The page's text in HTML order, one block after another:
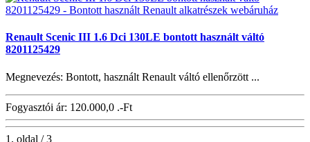
Renault Scenic III 1.6 Dci 130LE bontott használt váltó
8201125429
Megnevezés: Bontott, használt Renault váltó ellenőrzött ...
Fogyasztói ár: 120.000,0 .-Ft
1. oldal / 3